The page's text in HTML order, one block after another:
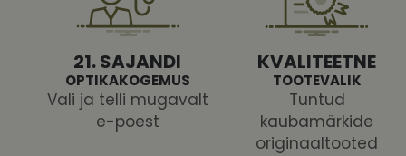
21. SAJANDI
OPTIKAKOGEMUS
Vali ja telli mugavalt
e-poest
KVALITEETNE
TOOTEVALIK
Tuntud
kaubamärkide
originaaltooted
csrftoken
Nimi
_ga
Nimi
_gcl_au